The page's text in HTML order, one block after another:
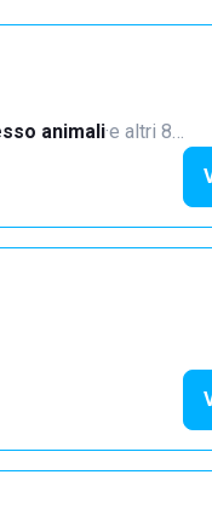
animali·e altri 8…